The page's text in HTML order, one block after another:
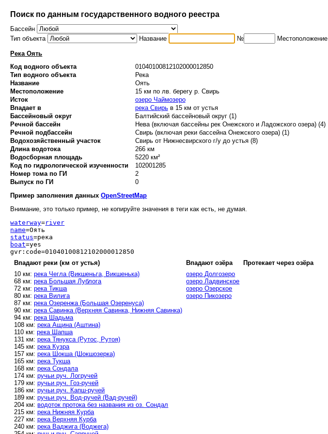
Поиск по данным государственного водного реестра
Бассейн
Тип объекта
Название № Местоположение
Река Оять
Код водного объекта
01040100812102000012850
Тип водного объекта
Река
Название
Оять
Местоположение
15 км по лв. берегу р. Свирь
Исток
озеро Чаймозеро
Впадает в
река Свирьв 15 км от устья
Бассейновый округ
Балтийский бассейновый округ (1)
Речной бассейн
Нева (включая бассейны рек Онежского и Ладожского озера) (4)
Речной подбассейн
Свирь (включая реки бассейна Онежского озера) (1)
Водохозяйственный участок
Свирь от Нижнесвирского г/у до устья (8)
Длина водотока
266 км
Водосборная площадь
5220 км²
Код по гидрологической изученности
102001285
Номер тома по ГИ
2
Выпуск по ГИ
0
Пример заполнения данныхOpenStreetMap
Внимание, это только пример, не копируйте значения в теги как есть, не думая.
waterway=river
name=Оять
status=река
boat=yes
gvr:code=01040100812102000012850
Впадают реки (км от устья)
Впадают озёра
Протекает через озёра
10 км:река Чегла (Викшеньга, Викшенька)
68 км:река Большая Лублога
72 км:река Тикша
80 км:река Вилига
87 км:река Озеренжа (Большая Озеренуса)
90 км:река Савинка (Верхняя Савинка, Нижняя Савинка)
94 км:река Шадьма
108 км:река Ащина (Аштина)
110 км:река Шапша
131 км:река Тянукса (Рутос, Рутоя)
145 км:река Кузра
157 км:река Шокша (Шокшозерка)
165 км:река Тукша
168 км:река Сондала
174 км:ручьи руч. Логручей
179 км:ручьи руч. Гоз-ручей
186 км:ручьи руч. Капш-ручей
189 км:ручьи руч. Вод-ручей (Вад-ручей)
204 км:водоток протока без названия из оз. Сондал
215 км:река Нижняя Курба
227 км:река Верхняя Курба
240 км:река Ваджига (Воджега)
озеро Долгозеро
озеро Ладвинское
озеро Озерское
озеро Пикозеро